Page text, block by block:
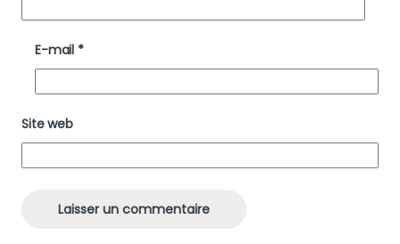
E-mail *
Site web